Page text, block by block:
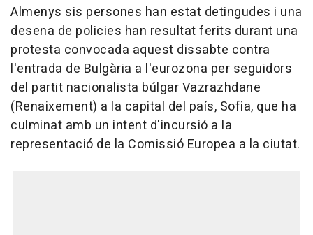
Almenys sis persones han estat detingudes i una
desena de policies han resultat ferits durant una
protesta convocada aquest dissabte contra
l'entrada de Bulgària a l'eurozona per seguidors
del partit nacionalista búlgar Vazrazhdane
(Renaixement) a la capital del país, Sofia, que ha
culminat amb un intent d'incursió a la
representació de la Comissió Europea a la ciutat.